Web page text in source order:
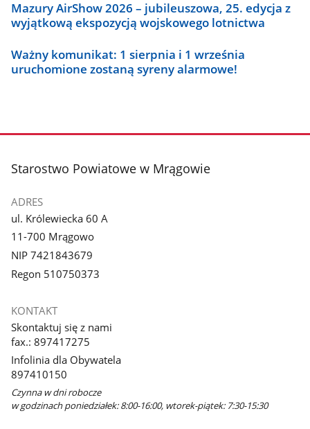
Mazury AirShow 2026 – jubileuszowa, 25. edycja z
wyjątkową ekspozycją wojskowego lotnictwa
Ważny komunikat: 1 sierpnia i 1 września
uruchomione zostaną syreny alarmowe!
stopka
Starostwo Powiatowe w Mrągowie
ADRES
ul. Królewiecka 60 A
11-700 Mrągowo
NIP 7421843679
Regon 510750373
KONTAKT
Skontaktuj się z nami
fax.: 897417275
Infolinia dla Obywatela
897410150
Czynna w dni robocze
w godzinach poniedziałek: 8:00-16:00, wtorek-piątek: 7:30-15:30